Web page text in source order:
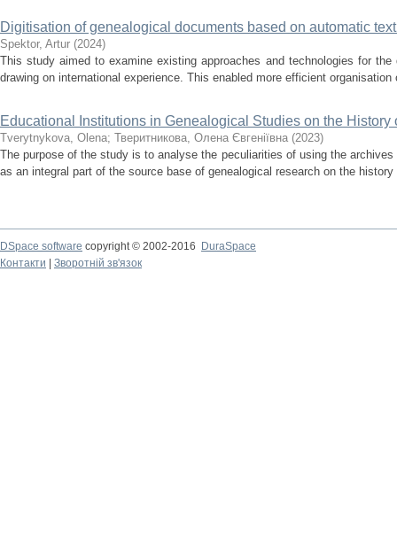
Digitisation of genealogical documents based on automatic
Spektor, Artur (2024)
This study aimed to examine existing approaches and technologies for
drawing on international experience. This enabled more efficient
Educational Institutions in Genealogical Studies on the History
Tverytnykova, Оlena; Тверитникова, Олена Євгеніївна (2023)
The purpose of the study is to analyse the peculiarities of using the
as an integral part of the source base of genealogical research on the
DSpace software copyright © 2002-2016
DuraSpace
Контакти
Зворотній зв'язок